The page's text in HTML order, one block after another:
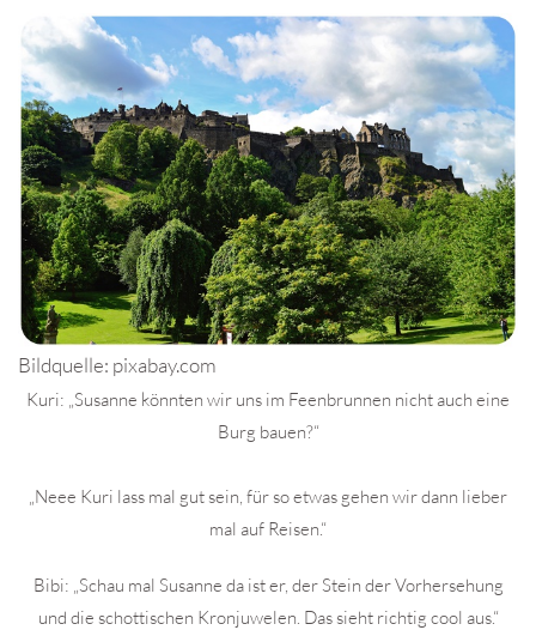
Bildquelle: pixabay.com
Kuri: „Susanne könnten wir uns im Feenbrunnen nicht auch eine
Burg bauen?“
„Neee Kuri lass mal gut sein, für so etwas gehen wir dann lieber
mal auf Reisen.“
Bibi: „Schau mal Susanne da ist er, der Stein der Vorhersehung
und die schottischen Kronjuwelen. Das sieht richtig cool aus.“